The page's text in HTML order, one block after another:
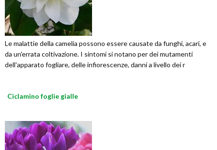
Le malattie della camelia possono essere causate da funghi, acari, e
da un'errata coltivazione. I sintomi si notano per dei mutamenti
dell'apparato fogliare, delle infiorescenze, danni a livello dei r
Ciclamino foglie gialle